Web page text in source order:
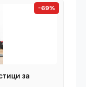
-69%
за